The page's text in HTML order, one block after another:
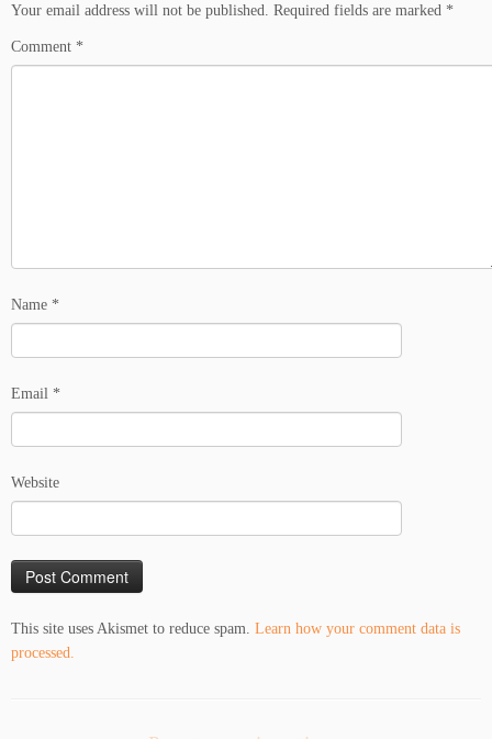
Your email address will not be published. Required fields are marked *
Comment *
Name *
Email *
Website
This site uses Akismet to reduce spam. Learn how your comment data is
processed.